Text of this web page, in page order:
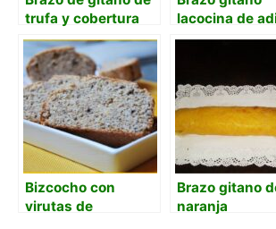
trufa y cobertura
de chocolate
lacocina de
Bizcocho con
virutas de
Brazo gitano
naranja